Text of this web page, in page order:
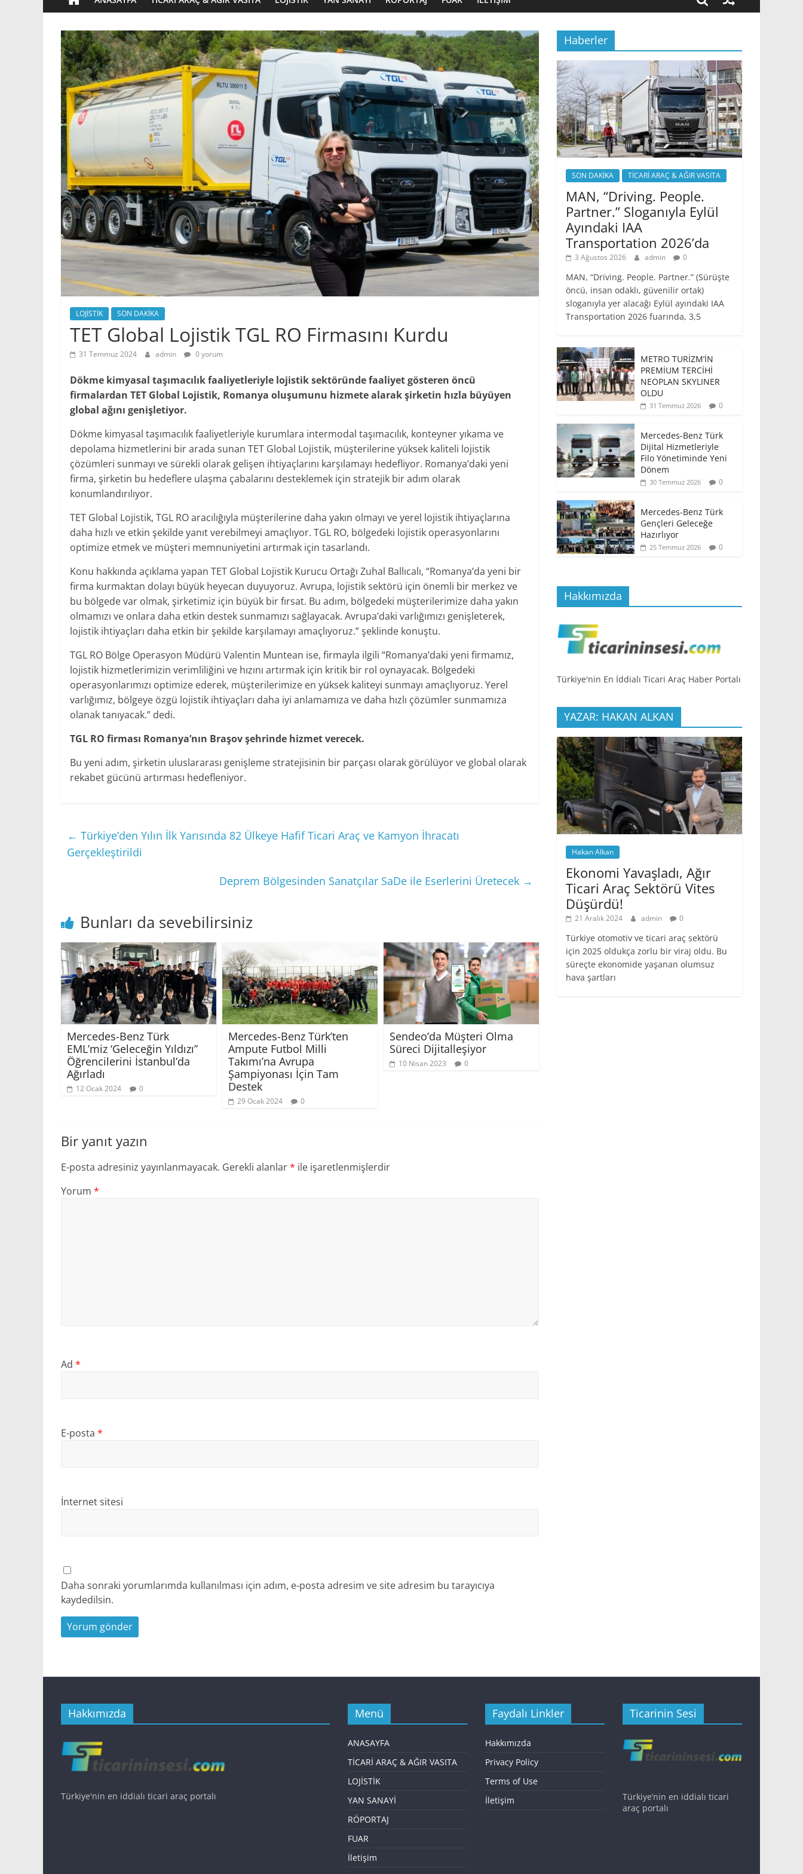
LOJİSTİK SON DAKİKA
TET Global Lojistik TGL RO Firmasını Kurdu
31 Temmuz 2024 admin 0 yorum
Dökme kimyasal taşımacılık faaliyetleriyle lojistik sektöründe faaliyet gösteren öncü
firmalardan TET Global Lojistik, Romanya oluşumunu hizmete alarak şirketin hızla büyüyen
global ağını genişletiyor.
Dökme kimyasal taşımacılık faaliyetleriyle kurumlara intermodal taşımacılık, konteyner yıkama ve
depolama hizmetlerini bir arada sunan TET Global Lojistik, müşterilerine yüksek kaliteli lojistik
çözümleri sunmayı ve sürekli olarak gelişen ihtiyaçlarını karşılamayı hedefliyor. Romanya’daki yeni
firma, şirketin bu hedeflere ulaşma çabalarını desteklemek için stratejik bir adım olarak
konumlandırılıyor.
TET Global Lojistik, TGL RO aracılığıyla müşterilerine daha yakın olmayı ve yerel lojistik ihtiyaçlarına
daha hızlı ve etkin şekilde yanıt verebilmeyi amaçlıyor. TGL RO, bölgedeki lojistik operasyonlarını
optimize etmek ve müşteri memnuniyetini artırmak için tasarlandı.
Konu hakkında açıklama yapan TET Global Lojistik Kurucu Ortağı Zuhal Ballıcalı, “Romanya’da yeni bir
firma kurmaktan dolayı büyük heyecan duyuyoruz. Avrupa, lojistik sektörü için önemli bir merkez ve
bu bölgede var olmak, şirketimiz için büyük bir fırsat. Bu adım, bölgedeki müşterilerimize daha yakın
olmamızı ve onlara daha etkin destek sunmamızı sağlayacak. Avrupa’daki varlığımızı genişleterek,
lojistik ihtiyaçları daha etkin bir şekilde karşılamayı amaçlıyoruz.” şeklinde konuştu.
TGL RO Bölge Operasyon Müdürü Valentin Muntean ise, firmayla ilgili “Romanya’daki yeni firmamız,
lojistik hizmetlerimizin verimliliğini ve hızını artırmak için kritik bir rol oynayacak. Bölgedeki
operasyonlarımızı optimize ederek, müşterilerimize en yüksek kaliteyi sunmayı amaçlıyoruz. Yerel
varlığımız, bölgeye özgü lojistik ihtiyaçları daha iyi anlamamıza ve daha hızlı çözümler sunmamıza
olanak tanıyacak.” dedi.
TGL RO firması Romanya’nın Braşov şehrinde hizmet verecek.
Bu yeni adım, şirketin uluslararası genişleme stratejisinin bir parçası olarak görülüyor ve global olarak
rekabet gücünü artırması hedefleniyor.
← Türkiye’den Yılın İlk Yarısında 82 Ülkeye Hafif Ticari Araç ve Kamyon İhracatı
Gerçekleştirildi
Deprem Bölgesinden Sanatçılar SaDe ile Eserlerini Üretecek →
Bunları da sevebilirsiniz
Mercedes-Benz Türk
EML’miz ‘Geleceğin Yıldızı”
Öğrencilerini İstanbul’da
Ağırladı
12 Ocak 2024 0
Mercedes-Benz Türk’ten
Ampute Futbol Milli
Takımı’na Avrupa
Şampiyonası İçin Tam
Destek
29 Ocak 2024 0
Sendeo’da Müşteri Olma
Süreci Dijitalleşiyor
10 Nisan 2023 0
Bir yanıt yazın
E-posta adresiniz yayınlanmayacak. Gerekli alanlar* ile işaretlenmişlerdir
Yorum *
Ad *
E-posta *
İnternet sitesi
Daha sonraki yorumlarımda kullanılması için adım, e-posta adresim ve site adresim bu tarayıcıya
kaydedilsin.
Haberler
SON DAKİKA TİCARİ ARAÇ & AĞIR VASITA
MAN, “Driving. People.
Partner.” Sloganıyla Eylül
Ayındaki IAA
Transportation 2026’da
3 Ağustos 2026 admin 0
MAN, “Driving. People. Partner.” (Sürüşte
öncü, insan odaklı, güvenilir ortak)
sloganıyla yer alacağı Eylül ayındaki IAA
Transportation 2026 fuarında, 3,5
METRO TURİZM’İN
PREMİUM TERCİHİ
NEOPLAN SKYLINER
OLDU
31 Temmuz 2026 0
Mercedes-Benz Türk
Dijital Hizmetleriyle
Filo Yönetiminde Yeni
Dönem
30 Temmuz 2026 0
Mercedes-Benz Türk
Gençleri Geleceğe
Hazırlıyor
25 Temmuz 2026 0
Hakkımızda
Türkiye'nin En İddialı Ticari Araç Haber Portalı
YAZAR: HAKAN ALKAN
Hakan Alkan
Ekonomi Yavaşladı, Ağır
Ticari Araç Sektörü Vites
Düşürdü!
21 Aralık 2024 admin 0
Türkiye otomotiv ve ticari araç sektörü
için 2025 oldukça zorlu bir viraj oldu. Bu
süreçte ekonomide yaşanan olumsuz
hava şartları
Hakkımızda
Türkiye'nin en iddialı ticari araç portalı
Menü
ANASAYFA
TİCARİ ARAÇ & AĞIR VASITA
LOJİSTİK
YAN SANAYİ
RÖPORTAJ
FUAR
İletişim
Faydalı Linkler
Hakkımızda
Privacy Policy
Terms of Use
İletişim
Ticarinin Sesi
Türkiye’nin en iddialı ticari
araç portalı